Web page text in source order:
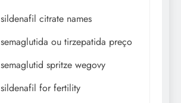
sildenafil citrate names
semaglutida ou tirzepatida preço
semaglutid spritze wegovy
sildenafil for fertility